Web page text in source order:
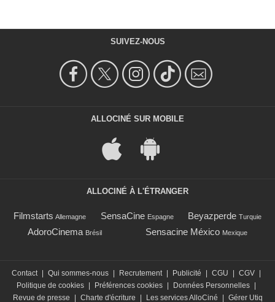
SUIVEZ-NOUS
ALLOCINÉ SUR MOBILE
ALLOCINÉ À L'ÉTRANGER
Filmstarts Allemagne SensaCine Espagne Beyazperde Turquie
AdoroCinema Brésil Sensacine México Mexique
Contact Qui sommes-nous Recrutement Publicité CGU CGV
Politique de cookies
Préférences cookies Données Personnelles
Revue de presse
Charte d'écriture Les services AlloCiné Gérer Utiq